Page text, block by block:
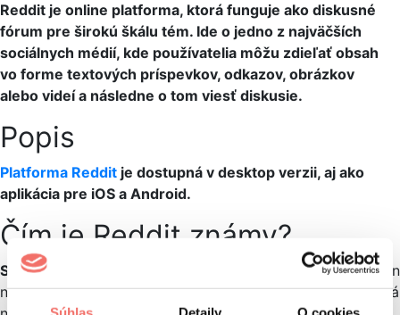
Reddit je online platforma, ktorá funguje ako diskusné
fórum pre širokú škálu tém. Ide o jedno z najväčších
sociálnych médií, kde používatelia môžu zdieľať obsah
vo forme textových príspevkov, odkazov, obrázkov
alebo videí a následne o tom viesť diskusie.
Popis
Platforma Reddit je dostupná v desktop verzii, aj ako
aplikácia pre iOS a Android.
Čím je Reddit známy?
Subreddity:
Reddit je organizovaný do tematických skupín
nazývaných „subreddity“, pričom každá z nich je zameraná